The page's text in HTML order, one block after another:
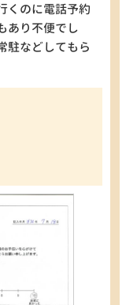
くのに電話予約
あり不便でし
駐などしてもら